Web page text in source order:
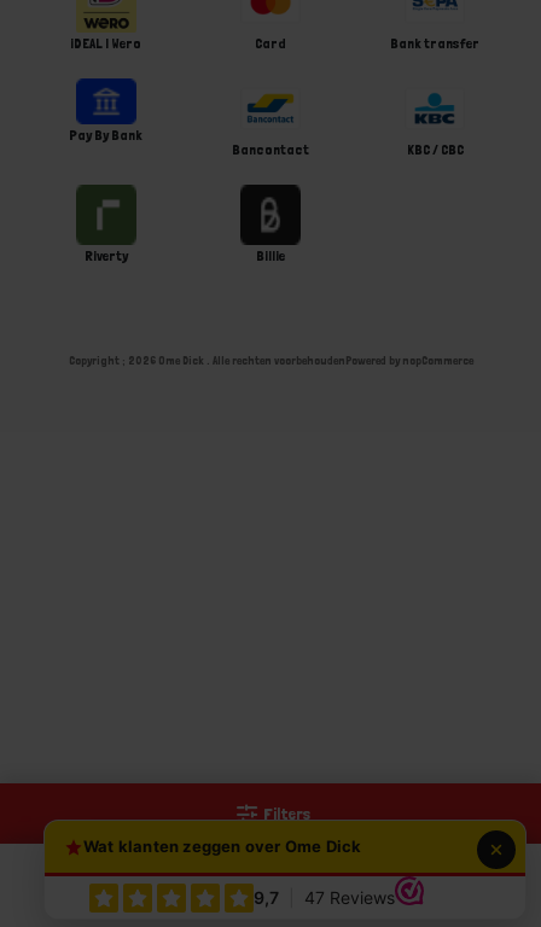
0
Filters
iDEAL | Wero Card Bank transfer
Pay By Bank
Bancontact
KBC / CBC
Riverty Billie
Copyright ; 2026 Ome Dick . Alle rechten voorbehoudenPowered by nopCommerce
Wat klanten zeggen over Ome Dick